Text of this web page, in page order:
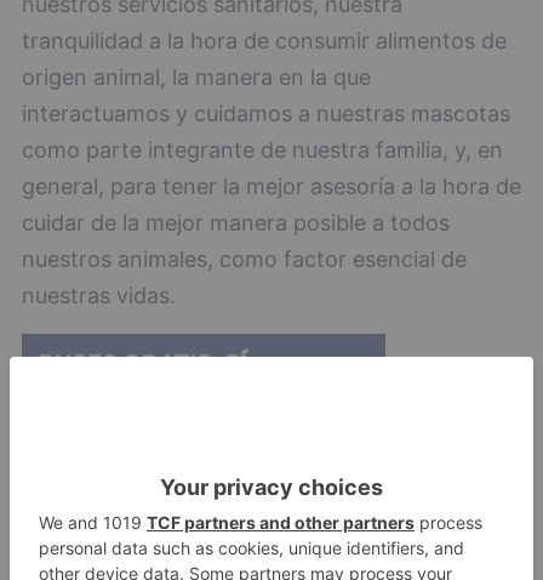
tranquilidad a la hora de consumir alimentos de
origen animal, la manera en la que
interactuamos y cuidamos a nuestras mascotas
como parte integrante de nuestra familia, y, en
general, para tener la mejor asesoría a la hora de
cuidar de la mejor manera posible a todos
nuestros animales, como factor esencial de
nuestras vidas.